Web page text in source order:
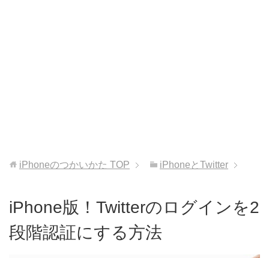
iPhoneのつかいかた TOP iPhoneとTwitter
iPhone版！Twitterのログインを2
段階認証にする方法